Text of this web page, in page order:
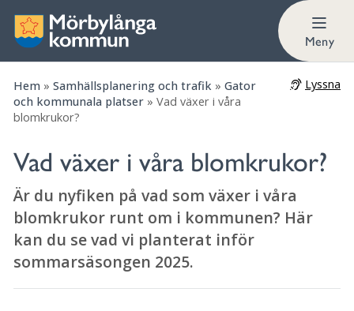
Meny
Hem » Samhällsplanering och trafik » Gator
och kommunala platser » Vad växer i våra
blomkrukor?
Lyssna
Vad växer i våra blomkrukor?
Är du nyfiken på vad som växer i våra
blomkrukor runt om i kommunen? Här
kan du se vad vi planterat inför
sommarsäsongen 2025.
Innehåll på sidan